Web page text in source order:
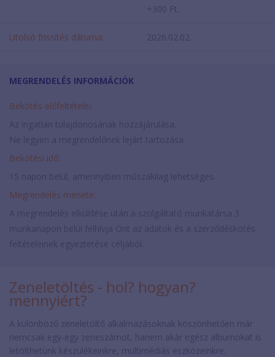
+300 Ft.
Utolsó frissítés dátuma: 2026.02.02.
MEGRENDELÉS INFORMÁCIÓK
Bekötés előfeltételei:
Bekötési idő:
Megrendelés menete:
Zeneletöltés - hol? hogyan?
mennyiért?
A különböző zeneletöltő alkalmazásoknak köszönhetően már
nemcsak egy-egy zeneszámot, hanem akár egész albumokat is
letölthetünk készülékeinkre, multimédiás eszközeinkre.